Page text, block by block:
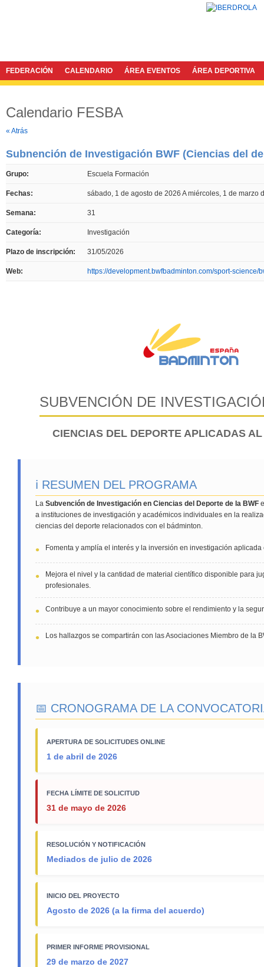
FEDERACIÓN CALENDARIO ÁREA EVENTOS ÁREA DEPORTIVA
Calendario FESBA
« Atrás
Subnención de Investigación BWF (Ciencias del
Grupo: Escuela Formación
Fechas: sábado, 1 de agosto de 2026 Amiércoles, 1 de marzo
Semana: 31
Categoría: Investigación
Plazo de inscripción: 31/05/2026
Web: https://development.bwfbadminton.com/sport-
SUBVENCIÓN DE
CIENCIAS DEL DEPORTE APLICADAS
ℹ️ RESUMEN DEL PROGRAMA
La Subvención de Investigación en Ciencias del Deporte de la BWF
a instituciones de investigación y académicos individuales en la
ciencias del deporte relacionados con el bádminton.
Fomenta y amplía el interés y la inversión en investigación aplicada
Mejora el nivel y la cantidad de material científico disponible para
profesionales.
Contribuye a un mayor conocimiento sobre el rendimiento y la
Los hallazgos se compartirán con las Asociaciones Miembro de la
📅 CRONOGRAMA DE LA
APERTURA DE SOLICITUDES ONLINE
1 de abril de 2026
FECHA LÍMITE DE SOLICITUD
31 de mayo de 2026
RESOLUCIÓN Y NOTIFICACIÓN
Mediados de julio de 2026
INICIO DEL PROYECTO
Agosto de 2026 (a la firma del acuerdo)
PRIMER INFORME PROVISIONAL
29 de marzo de 2027